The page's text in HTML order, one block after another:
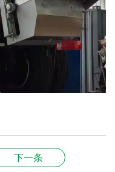
下一条